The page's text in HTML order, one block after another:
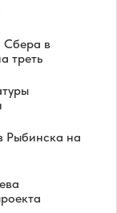
Сбера в
треть
Рыбинска на